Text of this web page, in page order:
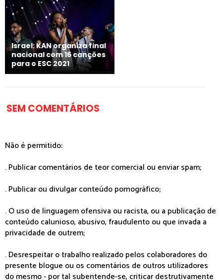
Israel: KAN organiza final
nacional com 16 canções
para o ESC 2021
SEM COMENTÁRIOS
Não é permitido:
. Publicar comentários de teor comercial ou enviar spam;
. Publicar ou divulgar conteúdo pornográfico;
. O uso de linguagem ofensiva ou racista, ou a publicação de
conteúdo calunioso, abusivo, fraudulento ou que invada a
privacidade de outrem;
. Desrespeitar o trabalho realizado pelos colaboradores do
presente blogue ou os comentários de outros utilizadores
do mesmo - por tal subentende-se, criticar destrutivamente